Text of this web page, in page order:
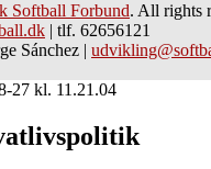
Softball Forbund. All rights
| tlf. 62656121
Sánchez |